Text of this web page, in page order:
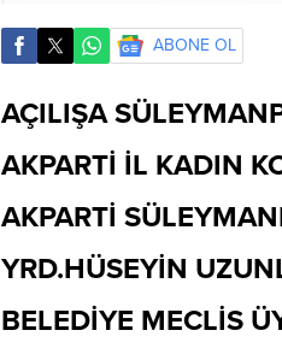
ABONE OL
AÇILIŞA
AKPARTİ İL KADIN
AKPARTİ
YRD.HÜSEYİN
BELEDİYE MECLİS